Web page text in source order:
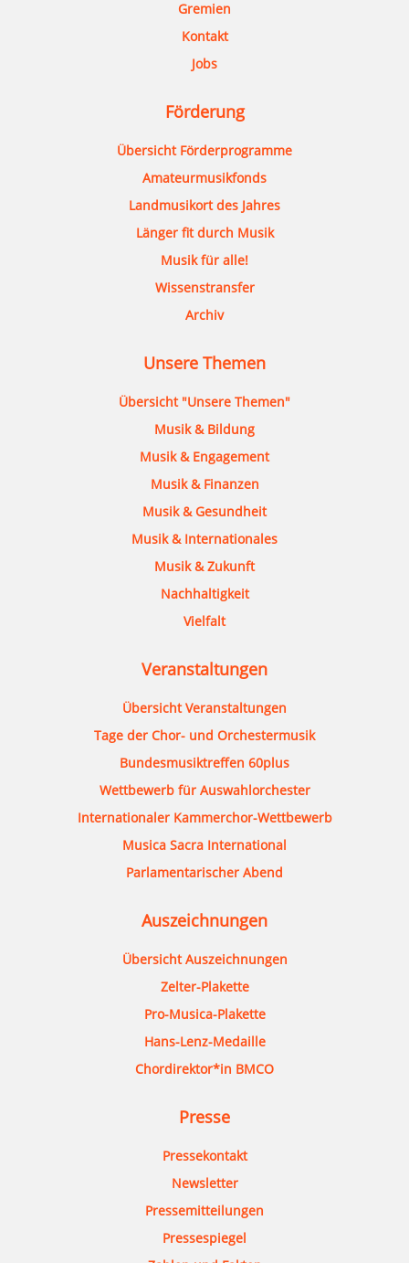
Gremien
Kontakt
Jobs
Förderung
Übersicht Förderprogramme
Amateurmusikfonds
Landmusikort des Jahres
Länger fit durch Musik
Musik für alle!
Wissenstransfer
Archiv
Unsere Themen
Übersicht "Unsere Themen"
Musik & Bildung
Musik & Engagement
Musik & Finanzen
Musik & Gesundheit
Musik & Internationales
Musik & Zukunft
Nachhaltigkeit
Vielfalt
Veranstaltungen
Übersicht Veranstaltungen
Tage der Chor- und Orchestermusik
Bundesmusiktreffen 60plus
Wettbewerb für Auswahlorchester
Internationaler Kammerchor-Wettbewerb
Musica Sacra International
Parlamentarischer Abend
Auszeichnungen
Übersicht Auszeichnungen
Zelter-Plakette
Pro-Musica-Plakette
Hans-Lenz-Medaille
Chordirektor*in BMCO
Presse
Pressekontakt
Newsletter
Pressemitteilungen
Pressespiegel